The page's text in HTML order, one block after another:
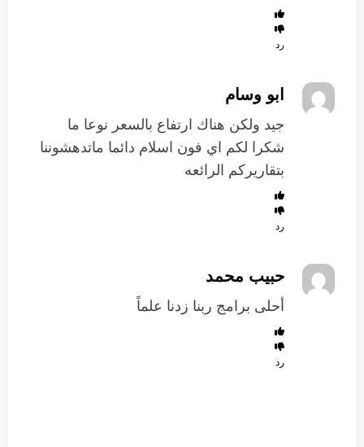
رد
ابو وسام
جيد ولكن هناك ارتفاع بالسعر نوعا ما
شكرا لكم اي فون اسلام دائما ماتدهشوننا
بتقاريركم الرائعه
رد
حبيب محمد
أحلى برامج ربنا زدنا علماً
رد